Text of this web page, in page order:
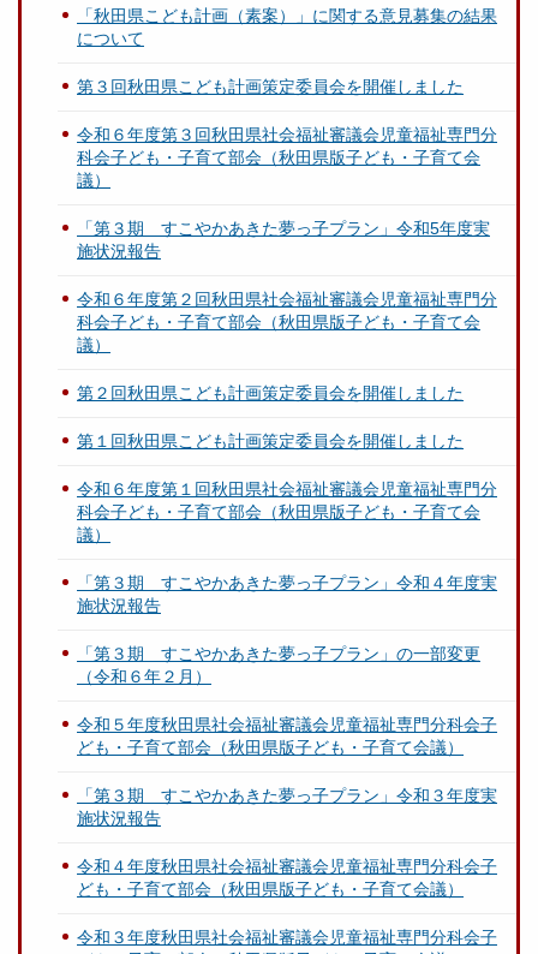
「秋田県こども計画（素案）」に関する意見募集の結果
について
第３回秋田県こども計画策定委員会を開催しました
令和６年度第３回秋田県社会福祉審議会児童福祉専門分
科会子ども・子育て部会（秋田県版子ども・子育て会
議）
「第３期 すこやかあきた夢っ子プラン」令和5年度実
施状況報告
令和６年度第２回秋田県社会福祉審議会児童福祉専門分
科会子ども・子育て部会（秋田県版子ども・子育て会
議）
第２回秋田県こども計画策定委員会を開催しました
第１回秋田県こども計画策定委員会を開催しました
令和６年度第１回秋田県社会福祉審議会児童福祉専門分
科会子ども・子育て部会（秋田県版子ども・子育て会
議）
「第３期 すこやかあきた夢っ子プラン」令和４年度実
施状況報告
「第３期 すこやかあきた夢っ子プラン」の一部変更
（令和６年２月）
令和５年度秋田県社会福祉審議会児童福祉専門分科会子
ども・子育て部会（秋田県版子ども・子育て会議）
「第３期 すこやかあきた夢っ子プラン」令和３年度実
施状況報告
令和４年度秋田県社会福祉審議会児童福祉専門分科会子
ども・子育て部会（秋田県版子ども・子育て会議）
令和３年度秋田県社会福祉審議会児童福祉専門分科会子